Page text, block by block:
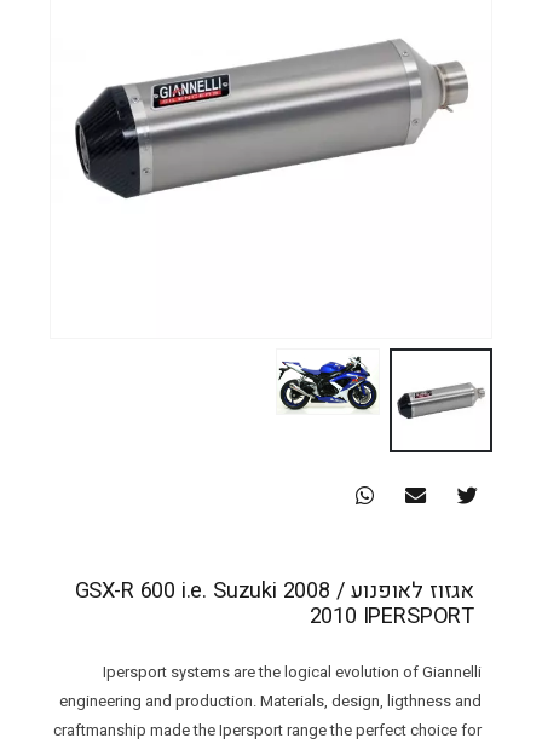
אגזוז לאופנוע GSX-R 600 i.e. Suzuki 2008 /
2010 IPERSPORT
Ipersport systems are the logical evolution of Giannelli
engineering and production. Materials, design, ligthness and
craftmanship made the Ipersport range the perfect choice for